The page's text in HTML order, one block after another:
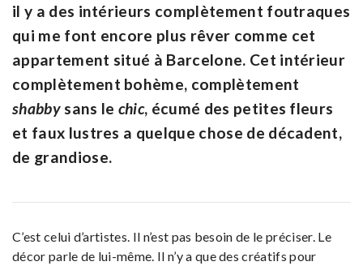
il y a des intérieurs complètement foutraques
qui me font encore plus rêver comme cet
appartement situé à Barcelone. Cet intérieur
complètement bohème, complètement
shabbysans le chic, écumé des petites fleurs
et faux lustres a quelque chose de décadent,
de grandiose.
C’est celui d’artistes. Il n’est pas besoin de le préciser. Le
décor parle de lui-même. Il n’y a que des créatifs pour